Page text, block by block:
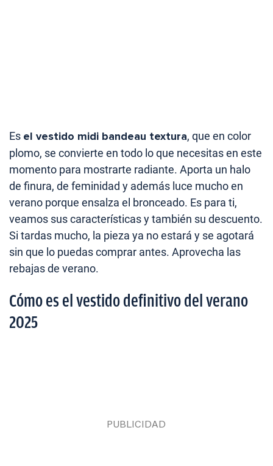
Es el vestido midi bandeau textura, que en color
plomo, se convierte en todo lo que necesitas en este
momento para mostrarte radiante. Aporta un halo
de finura, de feminidad y además luce mucho en
verano porque ensalza el bronceado. Es para ti,
veamos sus características y también su descuento.
Si tardas mucho, la pieza ya no estará y se agotará
sin que lo puedas comprar antes. Aprovecha las
rebajas de verano.
Cómo es el vestido definitivo del verano
2025